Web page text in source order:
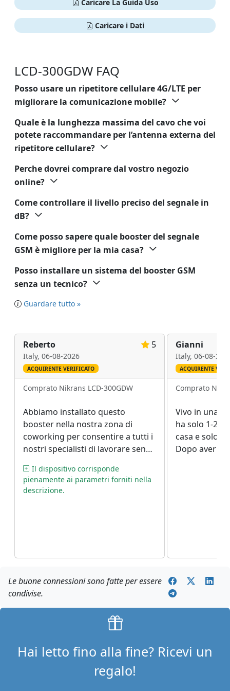
Caricare La Guida Uso
Caricare i Dati
LCD-300GDW FAQ
Posso usare un ripetitore cellulare 4G/LTE per
migliorare la comunicazione mobile?
Quale è la lunghezza massima del cavo che voi
potete raccommandare per l’antenna externa del
ripetitore cellulare?
Perche dovrei comprare dal vostro negozio
online?
Come controllare il livello preciso del segnale in
dB?
Come posso sapere quale booster del segnale
GSM è migliore per la mia casa?
Posso installare un sistema del booster GSM
senza un tecnico?
Guardare tutto »
Reberto 5
Italy, 06-08-2026
ACQUIRENTE VERIFICATO
Comprato Nikrans LCD-300GDW
Abbiamo installato questo
booster nella nostra zona di
coworking per consentire a tutti i
nostri specialisti di lavorare senza
Il dispositivo corrisponde
pienamente ai parametri forniti nella
descrizione.
Gianni
Italy, 06-08-
ACQUIRENTE
Comprato
Vivo in una
ha solo 1-2
casa e solo 1
Dopo aver
ho risolto i
Le buone connessioni sono fatte per essere
condivise.
Hai letto fino alla fine? Ricevi un
regalo!